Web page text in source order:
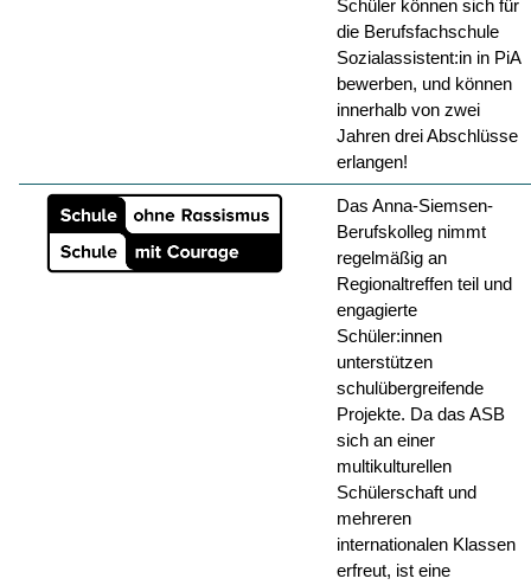
Schüler können sich für
die Berufsfachschule
Sozialassistent:in in PiA
bewerben, und können
innerhalb von zwei
Jahren drei Abschlüsse
erlangen!
Das Anna-Siemsen-
Berufskolleg nimmt
regelmäßig an
Regionaltreffen teil und
engagierte
Schüler:innen
unterstützen
schulübergreifende
Projekte. Da das ASB
sich an einer
multikulturellen
Schülerschaft und
mehreren
internationalen Klassen
erfreut, ist eine